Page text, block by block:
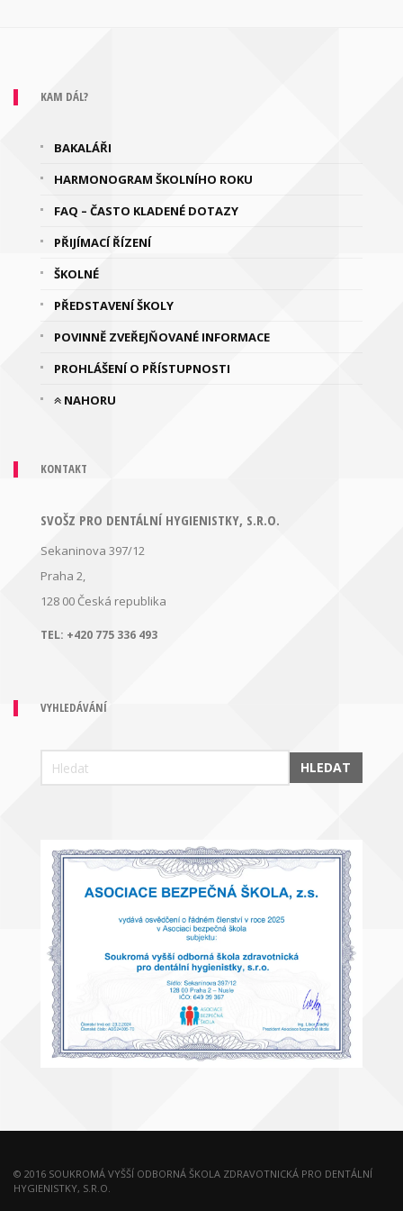
KAM DÁL?
BAKALÁŘI
HARMONOGRAM ŠKOLNÍHO ROKU
FAQ – ČASTO KLADENÉ DOTAZY
PŘIJÍMACÍ ŘÍZENÍ
ŠKOLNÉ
PŘEDSTAVENÍ ŠKOLY
POVINNĚ ZVEŘEJŇOVANÉ INFORMACE
PROHLÁŠENÍ O PŘÍSTUPNOSTI
NAHORU
KONTAKT
SVOŠZ PRO DENTÁLNÍ HYGIENISTKY, S.R.O.
Sekaninova 397/12
Praha 2,
128 00 Česká republika
TEL: +420 775 336 493
VYHLEDÁVÁNÍ
HLEDAT
© 2016 SOUKROMÁ VYŠŠÍ ODBORNÁ ŠKOLA ZDRAVOTNICKÁ PRO DENTÁLNÍ
HYGIENISTKY, S.R.O.